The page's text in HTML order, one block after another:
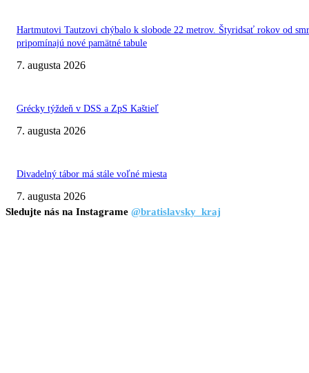
Hartmutovi Tautzovi chýbalo k slobode 22 metrov. Štyridsať rokov od
pripomínajú nové pamätné tabule
7. augusta 2026
Grécky týždeň v DSS a ZpS Kaštieľ
7. augusta 2026
Divadelný tábor má stále voľné miesta
7. augusta 2026
Sledujte nás na Instagrame @bratislavsky_kraj